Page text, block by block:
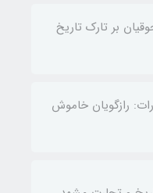
بر تارک تاریخ
رازگویان خاموش